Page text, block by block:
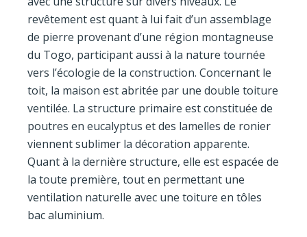
revêtement est quant à lui fait d’un assemblage
de pierre provenant d’une région montagneuse
du Togo, participant aussi à la nature tournée
vers l’écologie de la construction. Concernant le
toit, la maison est abritée par une double toiture
ventilée. La structure primaire est constituée de
poutres en eucalyptus et des lamelles de ronier
viennent sublimer la décoration apparente.
Quant à la dernière structure, elle est espacée de
la toute première, tout en permettant une
ventilation naturelle avec une toiture en tôles
bac aluminium.